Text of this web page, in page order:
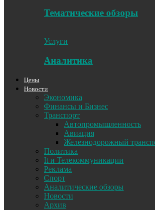
Тематические обзоры
Услуги
Аналитика
Цены
Новости
Экономика
Финансы и Бизнес
Транспорт
Автопромышленность
Авиация
Железнодорожный
Политика
It и Телекоммуникации
Реклама
Спорт
Аналитические обзоры
Новости
Архив